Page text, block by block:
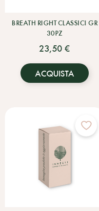
BREATH RIGHT CLASSICI GR
30PZ
23,50 €
ACQUISTA